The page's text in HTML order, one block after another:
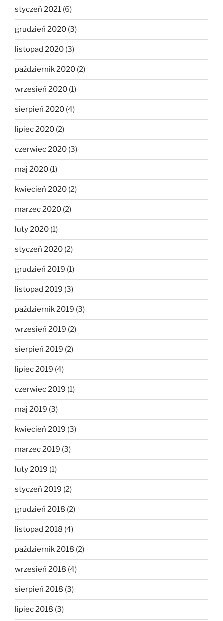
styczeń 2021 (6)
grudzień 2020 (3)
listopad 2020 (3)
październik 2020 (2)
wrzesień 2020 (1)
sierpień 2020 (4)
lipiec 2020 (2)
czerwiec 2020 (3)
maj 2020 (1)
kwiecień 2020 (2)
marzec 2020 (2)
luty 2020 (1)
styczeń 2020 (2)
grudzień 2019 (1)
listopad 2019 (3)
październik 2019 (3)
wrzesień 2019 (2)
sierpień 2019 (2)
lipiec 2019 (4)
czerwiec 2019 (1)
maj 2019 (3)
kwiecień 2019 (3)
marzec 2019 (3)
luty 2019 (1)
styczeń 2019 (2)
grudzień 2018 (2)
listopad 2018 (4)
październik 2018 (2)
wrzesień 2018 (4)
sierpień 2018 (3)
lipiec 2018 (3)